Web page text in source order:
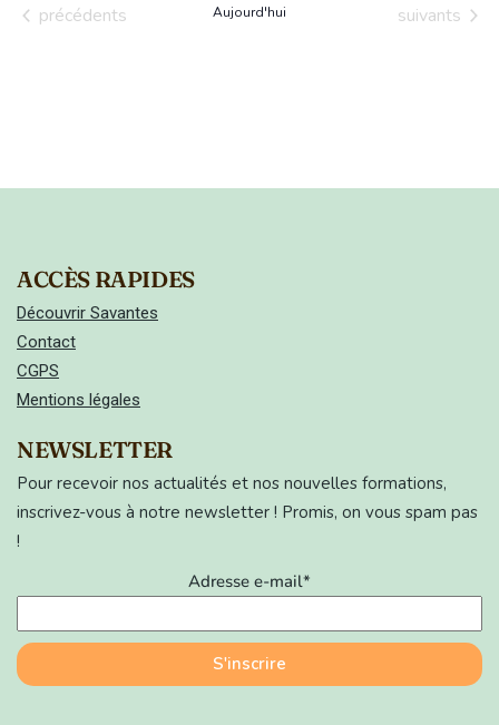
date.
Évènements
précédents Aujourd'hui Évènements
suivants
ACCÈS RAPIDES
Découvrir Savantes
Contact
CGPS
Mentions légales
NEWSLETTER
Pour recevoir nos actualités et nos nouvelles formations,
inscrivez-vous à notre newsletter ! Promis, on vous spam pas
!
Adresse e-mail*